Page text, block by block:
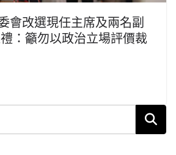
會改選現任主席及兩名副
：籲勿以政治立場評價裁